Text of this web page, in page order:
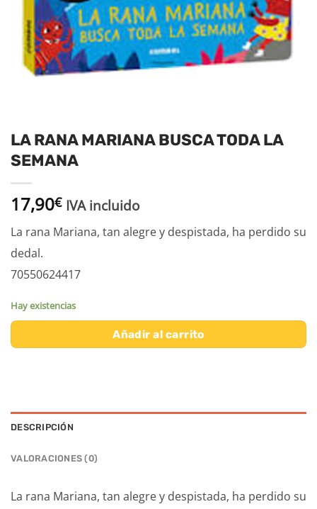
LA RANA MARIANA BUSCA TODA LA
SEMANA
17,90€ IVA incluido
La rana Mariana, tan alegre y despistada, ha perdido su
dedal.
70550624417
Hay existencias
Añadir al carrito
DESCRIPCIÓN
VALORACIONES (0)
La rana Mariana, tan alegre y despistada, ha perdido su